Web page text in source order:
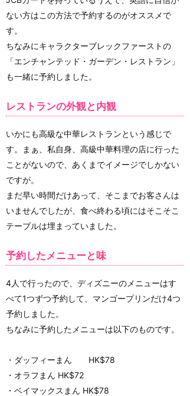
ない方はこの方法で予約するのがオススメで
す。
ちなみにキャラクターブレックファーストの
「エンチャンテッド・ガーデン・レストラン」
も一緒に予約しました。
レストランの外観と内観
いかにも高級な中華レストランという感じで
す。まぁ、私自身、高級中華料理の店に行った
ことがないので、あくまでイメージでしかない
ですが。
まだ早い時間だけあって、そこまでお客さんは
いませんでしたが、食べ終わる頃にはそこそこ
テーブルは埋まっていました。
予約したメニューと味
4人で行ったので、ディズニーのメニューはす
べて1つずつ予約して、マンゴープリンだけ4つ
予約しました。
ちなみに予約したメニューは以下のものです。
・ダッフィーまん HK$78
・オラフまん HK$72
・ベイマックスまん HK$78